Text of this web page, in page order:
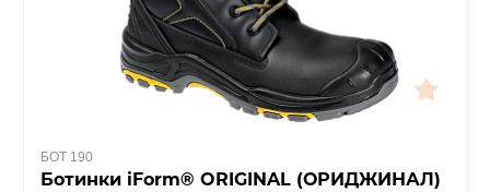
БОТ 190
Ботинки iForm® ORIGINAL (ОРИДЖИНАЛ)